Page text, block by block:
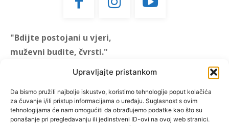
Upravljajte pristankom
Da bismo pružili najbolje iskustvo, koristimo tehnologije poput kolačića
za čuvanje i/ili pristup informacijama o uređaju. Suglasnost s ovim
tehnologijama će nam omogućiti da obrađujemo podatke kao što su
ponašanje pri pregledavanju ili jedinstveni ID-ovi na ovoj web stranici.
"Bdijte postojani u vjeri,
muževni budite, čvrsti."
"Muževni budite" prvi je
hrvatski portal za katoličke
muškarce koji pokušava